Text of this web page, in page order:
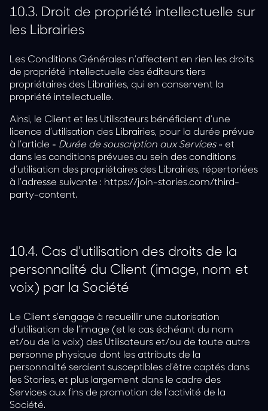
10.3. Droit de propriété intellectuelle sur
les Librairies
Les Conditions Générales n’affectent en rien les droits
de propriété intellectuelle des éditeurs tiers
propriétaires des Librairies, qui en conservent la
propriété intellectuelle.
Ainsi, le Client et les Utilisateurs bénéficient d’une
licence d’utilisation des Librairies, pour la durée prévue
à l’article « Durée de souscription aux Services» et
dans les conditions prévues au sein des conditions
d’utilisation des propriétaires des Librairies, répertoriées
à l’adresse suivante : https://join-stories.com/third-
party-content.
10.4. Cas d’utilisation des droits de la
personnalité du Client (image, nom et
voix) par la Société
Le Client s’engage à recueillir une autorisation
d’utilisation de l’image (et le cas échéant du nom
et/ou de la voix) des Utilisateurs et/ou de toute autre
personne physique dont les attributs de la
personnalité seraient susceptibles d’être captés dans
les Stories, et plus largement dans le cadre des
Services aux fins de promotion de l’activité de la
Société.